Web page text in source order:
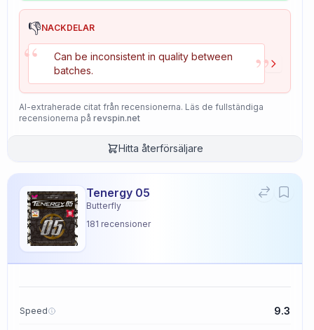
👎NACKDELAR
“
Can be inconsistent in quality between
batches.
”
AI-extraherade citat från recensionerna. Läs de fullständiga
recensionerna på revspin.net
Hitta återförsäljare
Tenergy 05
Butterfly
181 recensioner
Speed 9.3